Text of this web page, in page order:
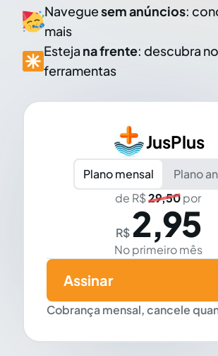
Naveguesem anúncios:
mais
Esteja na frente: descubra
ferramentas
JusPlus
Plano mensal
Plano
de R$29,50por
R$ 2,95
No primeiro mês
Cobrança mensal, cancele
Assinar